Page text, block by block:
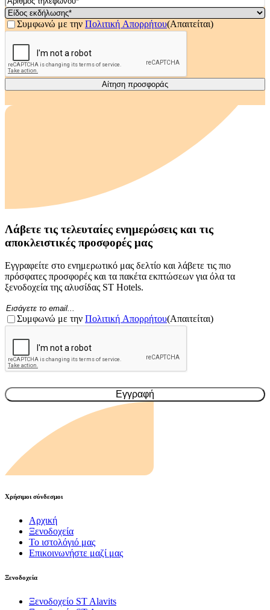
DD
κάθετος
YYYY
(Απαιτείται)
τηλεφώνου*
(Απαιτείται)
Είδος
εκδήλωσης*
(Απαιτείται)
Συγκατάθεση (Απαιτείται)
Συμφωνώ με την Πολιτική Απορρήτου(Απαιτείται)
CAPTCHA
Λάβετε τις τελευταίες ενημερώσεις και τις
αποκλειστικές προσφορές μας
Εγγραφείτε στο ενημερωτικό μας δελτίο και λάβετε τις πιο
πρόσφατες προσφορές και τα πακέτα εκπτώσεων για όλα τα
ξενοδοχεία της αλυσίδας ST Hotels.
Ηλεκτρονικό
ταχυδρομείο(Απαιτείται)
Συγκατάθεση (Απαιτείται)
Συμφωνώ με την Πολιτική Απορρήτου(Απαιτείται)
CAPTCHA
Χρήσιμοι σύνδεσμοι
Αρχική
Ξενοδοχεία
Το ιστολόγιό μας
Επικοινωνήστε μαζί μας
Ξενοδοχεία
Ξενοδοχείο ST Alavits